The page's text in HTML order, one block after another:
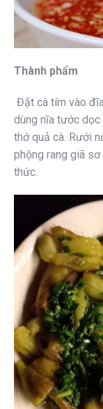
Thành phẩm
Đặt cà tím vào
dùng nĩa tước
thớ quả cà. Rưới
phộng rang giã
thức.